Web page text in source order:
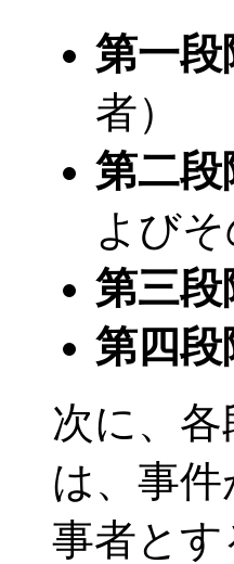
第一段
者）
第二段
よびそ
第三段
第四段
次に、
は、事
事者と